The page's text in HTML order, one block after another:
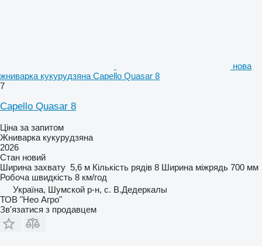
нова
жниварка кукурудзяна Capello Quasar 8
7
Capello Quasar 8
Ціна за запитом
Жниварка кукурудзяна
2026
Стан новий
Ширина захвату 5,6 м Кількість рядів 8 Ширина міжрядь 700 мм
Робоча швидкість 8 км/год
Україна, Шумской р-н, с. В.Дедеркалы
ТОВ "Нео Агро"
Зв'язатися з продавцем